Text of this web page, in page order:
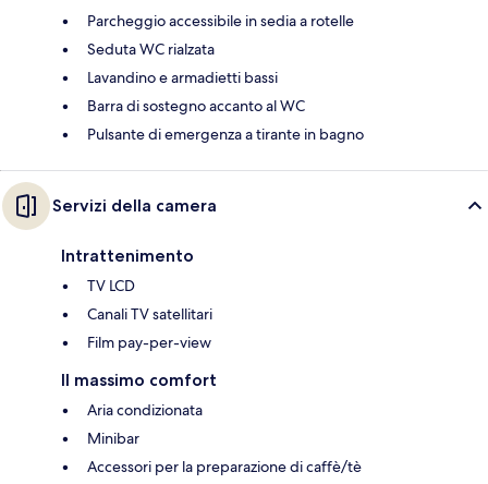
Parcheggio accessibile in sedia a rotelle
Seduta WC rialzata
Lavandino e armadietti bassi
Barra di sostegno accanto al WC
Pulsante di emergenza a tirante in bagno
Servizi della camera
Intrattenimento
TV LCD
Canali TV satellitari
Film pay-per-view
Il massimo comfort
Aria condizionata
Minibar
Accessori per la preparazione di caffè/tè